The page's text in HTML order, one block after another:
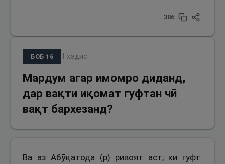
386
БОБ 16 1 ҳадис
Мардум агар имомро диданд,
дар вақти иқомат гуфтан чӣ
вақт бархезанд?
Ва аз Абӯқатода (р) ривоят аст, ки гуфт: